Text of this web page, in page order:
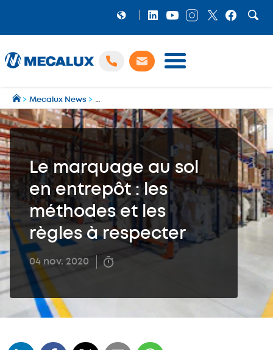
LOGICIELS
MECALUX NEWS
NOS RÉFÉRENCES
SHOWROOM
MECALUX LAB
ENTREPRISE
> Mecalux News >
Le marquage au sol
en entrepôt : les
méthodes et les
règles à respecter
04 nov. 2020